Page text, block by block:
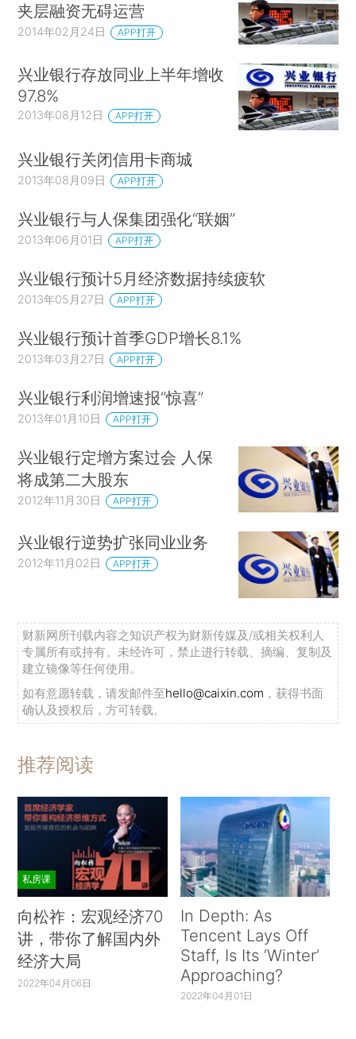
夹层融资无碍运营
2014年02月24日 APP打开
兴业银行存放同业上半年增收
97.8%
2013年08月12日 APP打开
兴业银行关闭信用卡商城
2013年08月09日 APP打开
兴业银行与人保集团强化“联姻”
2013年06月01日 APP打开
兴业银行预计5月经济数据持续疲软
2013年05月27日 APP打开
兴业银行预计首季GDP增长8.1%
2013年03月27日 APP打开
兴业银行利润增速报“惊喜”
2013年01月10日 APP打开
兴业银行定增方案过会 人保
将成第二大股东
2012年11月30日 APP打开
兴业银行逆势扩张同业业务
2012年11月02日 APP打开
财新网所刊载内容之知识产权为财新传媒及/或相关权利人
专属所有或持有。未经许可，禁止进行转载、摘编、复制及
建立镜像等任何使用。
如有意愿转载，请发邮件至hello@caixin.com ，获得书面
确认及授权后，方可转载。
推荐阅读
私房课
向松祚：宏观经济70
讲，带你了解国内外
经济大局
2022年04月06日
In Depth: As
Tencent Lays Off
Staff, Is Its ‘Winter’
Approaching?
2022年04月01日